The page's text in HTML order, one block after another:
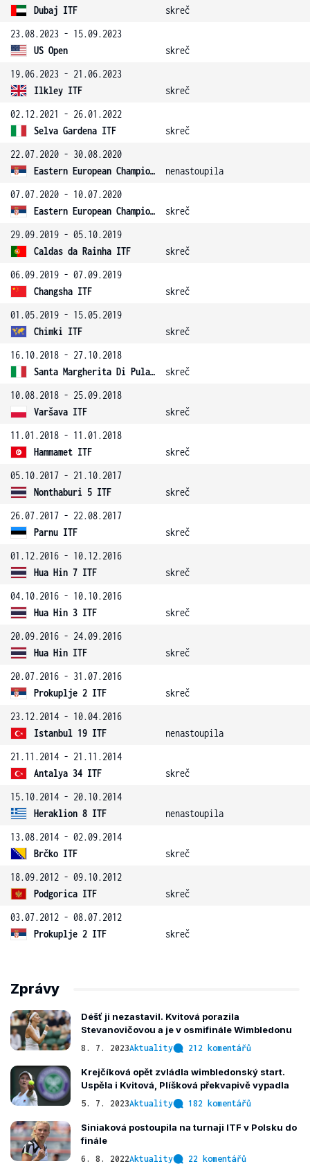
Dubaj ITF
skreč
23.08.2023 - 15.09.2023
US Open
skreč
19.06.2023 - 21.06.2023
Ilkley ITF
skreč
02.12.2021 - 26.01.2022
Selva Gardena ITF
skreč
22.07.2020 - 30.08.2020
Eastern European Championship
nenastoupila
07.07.2020 - 10.07.2020
Eastern European Championship
skreč
29.09.2019 - 05.10.2019
Caldas da Rainha ITF
skreč
06.09.2019 - 07.09.2019
Changsha ITF
skreč
01.05.2019 - 15.05.2019
Chimki ITF
skreč
16.10.2018 - 27.10.2018
Santa Margherita Di Pula 16 ITF
skreč
10.08.2018 - 25.09.2018
Varšava ITF
skreč
11.01.2018 - 11.01.2018
Hammamet ITF
skreč
05.10.2017 - 21.10.2017
Nonthaburi 5 ITF
skreč
26.07.2017 - 22.08.2017
Parnu ITF
skreč
01.12.2016 - 10.12.2016
Hua Hin 7 ITF
skreč
04.10.2016 - 10.10.2016
Hua Hin 3 ITF
skreč
20.09.2016 - 24.09.2016
Hua Hin ITF
skreč
20.07.2016 - 31.07.2016
Prokuplje 2 ITF
skreč
23.12.2014 - 10.04.2016
Istanbul 19 ITF
nenastoupila
21.11.2014 - 21.11.2014
Antalya 34 ITF
skreč
15.10.2014 - 20.10.2014
Heraklion 8 ITF
nenastoupila
13.08.2014 - 02.09.2014
Brčko ITF
skreč
18.09.2012 - 09.10.2012
Podgorica ITF
skreč
03.07.2012 - 08.07.2012
Prokuplje 2 ITF
skreč
Zprávy
Déšť ji nezastavil. Kvitová porazila
Stevanovičovou a je v osmifinále Wimbledonu
8. 7. 2023Aktuality 212 komentářů
Krejčíková opět zvládla wimbledonský start.
Uspěla i Kvitová, Plíšková překvapivě vypadla
5. 7. 2023Aktuality 182 komentářů
Siniaková postoupila na turnaji ITF v Polsku do
finále
6. 8. 2022Aktuality 22 komentářů